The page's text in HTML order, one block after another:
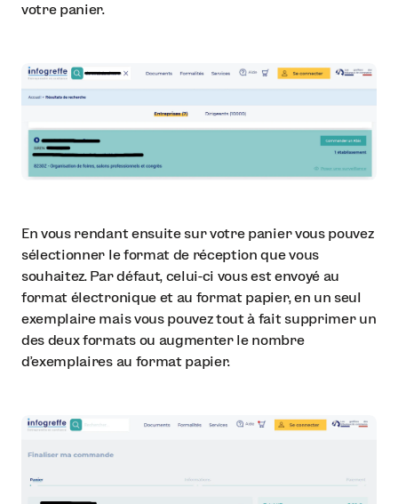
votre panier.
En vous rendant ensuite sur votre panier vous pouvez
sélectionner le format de réception que vous
souhaitez. Par défaut, celui-ci vous est envoyé au
format électronique et au format papier, en un seul
exemplaire mais vous pouvez tout à fait supprimer un
des deux formats ou augmenter le nombre
d’exemplaires au format papier.